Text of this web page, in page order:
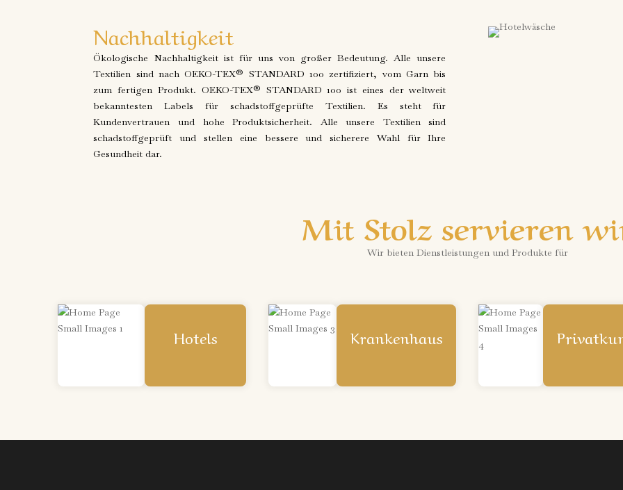
Nachhaltigkeit
Ökologische Nachhaltigkeit ist für uns von großer Bedeutung. Alle unsere
Textilien sind nach OEKO-TEX® STANDARD 100 zertifiziert, vom Garn bis
zum fertigen Produkt. OEKO-TEX® STANDARD 100 ist eines der weltweit
bekanntesten Labels für schadstoffgeprüfte Textilien. Es steht für
Kundenvertrauen und hohe Produktsicherheit. Alle unsere Textilien sind
schadstoffgeprüft und stellen eine bessere und sicherere Wahl für Ihre
Gesundheit dar.
Mit Stolz servieren
Wir bieten Dienstleistungen und Produkte für
Hotels Krankenhaus